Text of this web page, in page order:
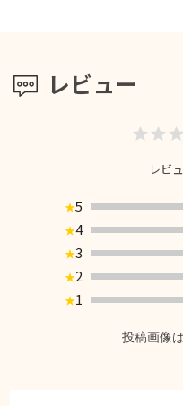
レビュー
レビ
★5
★4
★3
★2
★1
投稿画像